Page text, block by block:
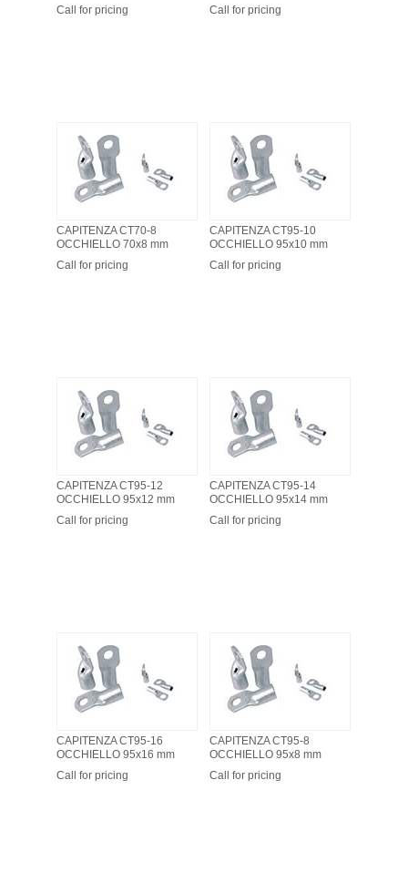
Call for pricing
Call for pricing
CAPITENZA CT70-8
OCCHIELLO 70x8 mm
Call for pricing
CAPITENZA CT95-10
OCCHIELLO 95x10 mm
Call for pricing
CAPITENZA CT95-12
OCCHIELLO 95x12 mm
Call for pricing
CAPITENZA CT95-14
OCCHIELLO 95x14 mm
Call for pricing
CAPITENZA CT95-16
OCCHIELLO 95x16 mm
Call for pricing
CAPITENZA CT95-8
OCCHIELLO 95x8 mm
Call for pricing